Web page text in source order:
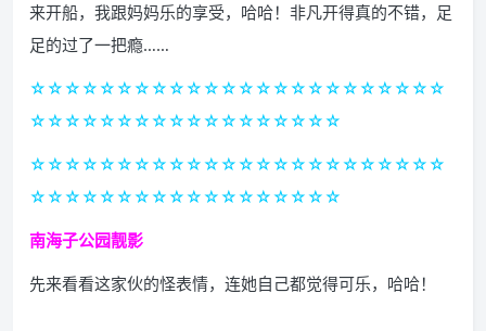
来开船，我跟妈妈乐的享受，哈哈！非凡开得真的不错，足
足的过了一把瘾……
☆☆☆☆☆☆☆☆☆☆☆☆☆☆☆☆☆☆☆☆☆☆☆☆
☆☆☆☆☆☆☆☆☆☆☆☆☆☆☆☆☆☆
☆☆☆☆☆☆☆☆☆☆☆☆☆☆☆☆☆☆☆☆☆☆☆☆
☆☆☆☆☆☆☆☆☆☆☆☆☆☆☆☆☆☆
南海子公园靓影
先来看看这家伙的怪表情，连她自己都觉得可乐，哈哈！